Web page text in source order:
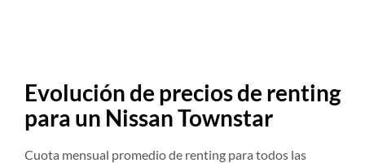
Evolución de precios de renting
para un Nissan Townstar
Cuota mensual promedio de renting para todos las